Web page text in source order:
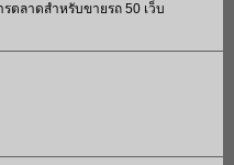
ตลาดสำหรับขายรถ 50 เว็บ